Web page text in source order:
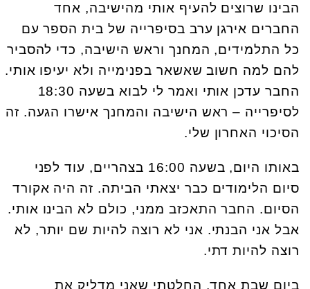
הבינו שרוצים להעיף אותי מהישיבה, אחד
החברים אירגן ערב בסיפרייה של בית הספר עם
כל התלמידים, המחנך וראש הישיבה, כדי להסביר
להם למה חשוב שאשאר בפנימייה ולא יעיפו אותי.
החבר עדכן אותי ואמר לי לבוא בשעה 18:30
לסיפרייה – ראש הישיבה והמחנך אישרו הגעה. זה
הסיכוי האחרון שלי.
באותו היום, בשעה 16:00 בצהריים, עוד לפני
סיום הלימודים כבר יצאתי הביתה. זה היה אקורד
הסיום. החבר התאכזב ממני, כולם לא הבינו אותי.
אבל אני הבנתי. אני לא רוצה להיות שם יותר, לא
רוצה להיות דתי.
ביום שבת אחד, החלטתי שאני מדליק את